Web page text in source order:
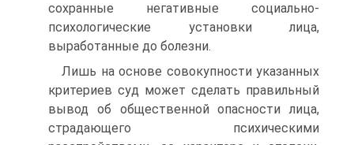
сохранные негативные социально-
психологические установки лица,
выработанные до болезни.
Лишь на основе совокупности указанных
критериев суд может сделать правильный
вывод об общественной опасности лица,
страдающего психическими